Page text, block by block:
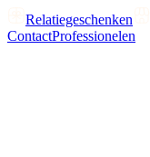
Relatiegeschenken
ContactProfessionelen